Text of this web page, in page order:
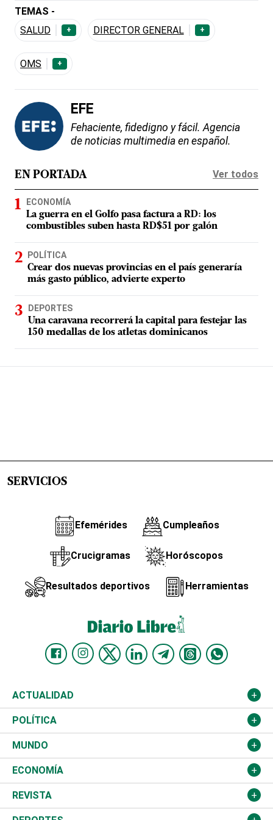
TEMAS -
SALUD
+ DIRECTOR GENERAL +
OMS +
EFE
Fehaciente, fidedigno y fácil. Agencia
de noticias multimedia en español.
EN PORTADA Ver todos
ECONOMÍA
La guerra en el Golfo pasa factura a RD: los
combustibles suben hasta RD$51 por galón
POLÍTICA
Crear dos nuevas provincias en el país generaría
más gasto público, advierte experto
DEPORTES
Una caravana recorrerá la capital para festejar las
150 medallas de los atletas dominicanos
SERVICIOS
Efemérides Cumpleaños
Crucigramas Horóscopos
Resultados deportivos Herramientas
ACTUALIDAD
Nacional
Ciudad
Educación
Salud
POLÍTICA
Partidos
JCE
TSE
MUNDO
Estados Unidos
América Latina
ECONOMÍA
Finanzas
REVISTA